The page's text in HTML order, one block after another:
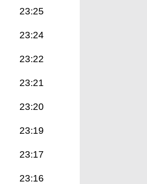
23:25
23:24
23:22
23:21
23:20
23:19
23:17
23:16